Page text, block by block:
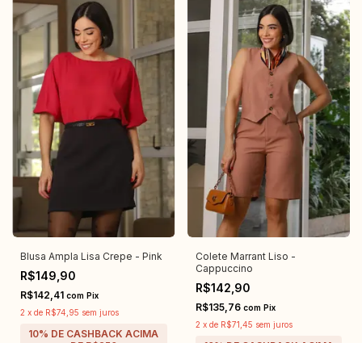
Blusa Ampla Lisa Crepe - Pink
R$149,90
R$142,41 com Pix
2 x de R$74,95 sem juros
Colete Marrant Liso -
Cappuccino
R$142,90
R$135,76 com Pix
2 x de R$71,45 sem juros